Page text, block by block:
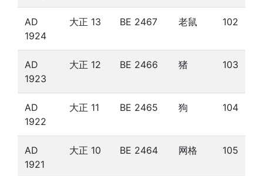
AD
1924
大正 13 BE 2467 老鼠 102
AD
1923
大正 12 BE 2466 猪 103
AD
1922
大正 11 BE 2465 狗 104
AD
1921
大正 10 BE 2464 网格 105